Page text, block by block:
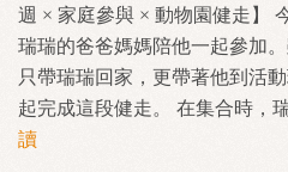
週 × 家庭參與 × 動物園健走】
瑞瑞的爸爸媽媽陪他一起參加
只帶瑞瑞回家，更帶著他到活
起完成這段健走。 在集合時，
讀